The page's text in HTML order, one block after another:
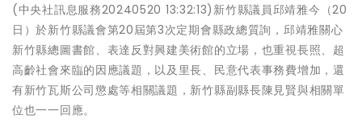
(中央社訊息服務20240520 13:32:13)新竹縣議員邱靖雅今（20
日）於新竹縣議會第20屆第3次定期會縣政總質詢，邱靖雅關心
新竹縣總圖書館、表達反對興建美術館的立場，也重視長照、超
高齡社會來臨的因應議題，以及里長、民意代表事務費增加，還
有新竹瓦斯公司懲處等相關議題，新竹縣副縣長陳見賢與相關單
位也一一回應。